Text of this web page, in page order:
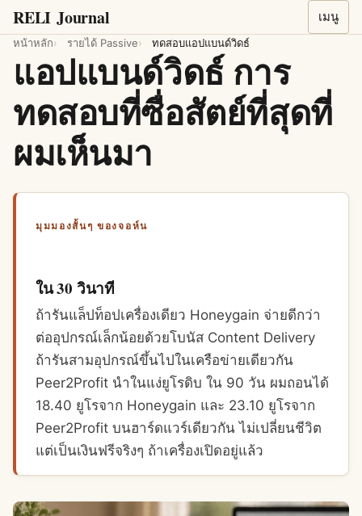
RELI Journal เมนู
หน้าหลัก รายได้ Passive ทดสอบแอปแบนด์วิดธ์
แอปแบนด์วิดธ์ การ
ทดสอบที่ซื่อสัตย์ที่สุดที่
ผมเห็นมา
มุมมองสั้นๆ ของจอห์น
ใน 30 วินาที
ถ้ารันแล็ปท็อปเครื่องเดียว Honeygain จ่ายดีกว่า
ต่ออุปกรณ์เล็กน้อยด้วยโบนัส Content Delivery
ถ้ารันสามอุปกรณ์ขึ้นไปในเครือข่ายเดียวกัน
Peer2Profit นำในแง่ยูโรดิบ ใน 90 วัน ผมถอนได้
18.40 ยูโรจาก Honeygain และ 23.10 ยูโรจาก
Peer2Profit บนฮาร์ดแวร์เดียวกัน ไม่เปลี่ยนชีวิต
แต่เป็นเงินฟรีจริงๆ ถ้าเครื่องเปิดอยู่แล้ว